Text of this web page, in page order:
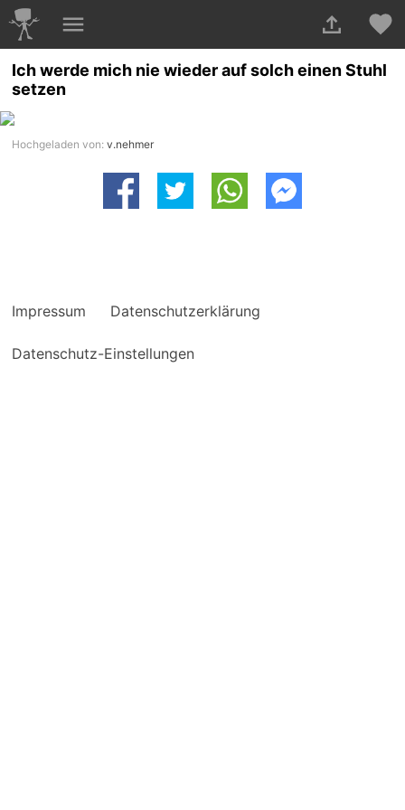
Ich werde mich nie wieder auf solch einen Stuhl
setzen
Hochgeladen von:v.nehmer
Impressum Datenschutzerklärung
Datenschutz-Einstellungen